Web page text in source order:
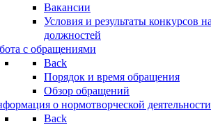
Вакансии
Условия и результаты конкурсов
должностей
с обращениями
Back
Порядок и время обращения
Обзор обращений
о нормотворческой деятельности
Back